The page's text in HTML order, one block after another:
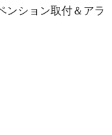
ション取付＆アラ